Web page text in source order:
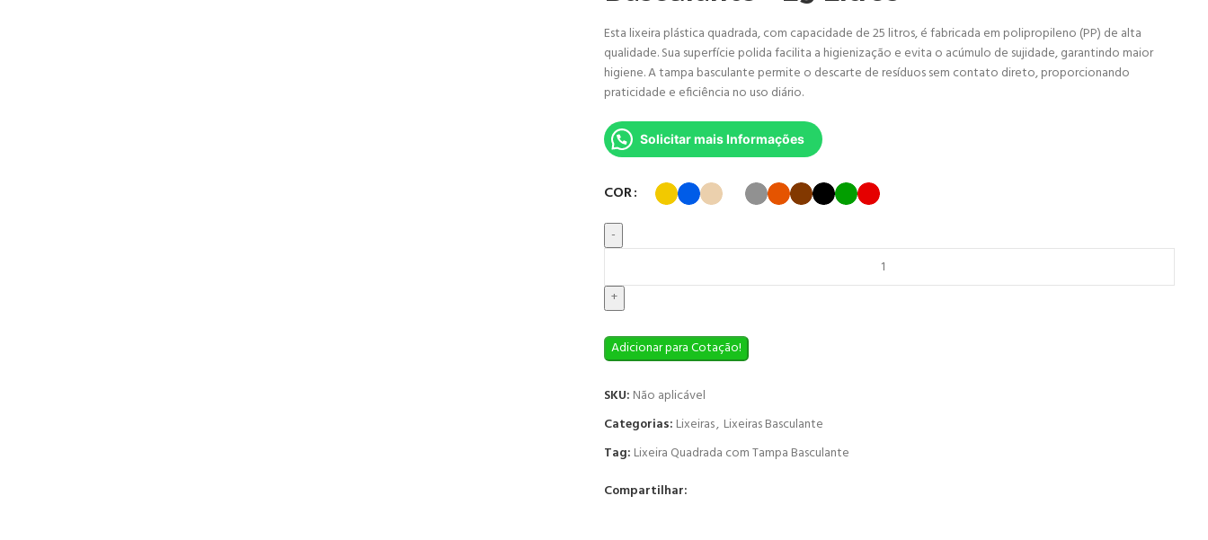
Esta lixeira plástica quadrada, com capacidade de 25 litros, é fabricada em polipropileno (PP) de alta
qualidade. Sua superfície polida facilita a higienização e evita o acúmulo de sujidade, garantindo maior
higiene. A tampa basculante permite o descarte de resíduos sem contato direto, proporcionando
praticidade e eficiência no uso diário.
Solicitar mais Informações
COR
Adicionar para Cotação!
SKU: Não aplicável
Categorias: Lixeiras, Lixeiras Basculante
Tag: Lixeira Quadrada com Tampa Basculante
Compartilhar: